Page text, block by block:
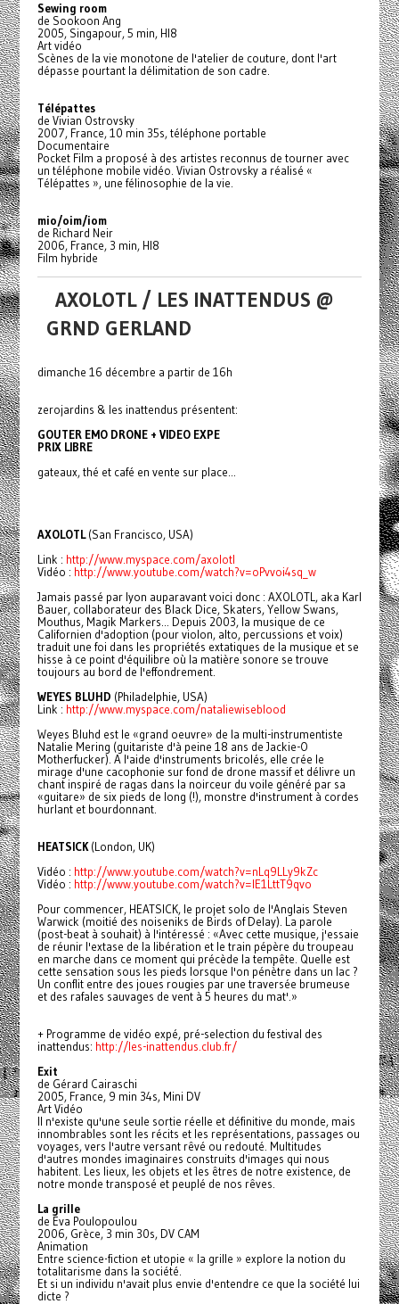
Sewing room
de Sookoon Ang
2005, Singapour, 5 min, HI8
Art vidéo
Scènes de la vie monotone de l'atelier de couture, dont l'art
dépasse pourtant la délimitation de son cadre.
Télépattes
de Vivian Ostrovsky
2007, France, 10 min 35s, téléphone portable
Documentaire
Pocket Film a proposé à des artistes reconnus de tourner avec
un téléphone mobile vidéo. Vivian Ostrovsky a réalisé «
Télépattes », une félinosophie de la vie.
mio/oim/iom
de Richard Neir
2006, France, 3 min, HI8
Film hybride
AXOLOTL / LES INATTENDUS @
GRND GERLAND
dimanche 16 décembre a partir de 16h
zerojardins & les inattendus présentent:
GOUTER EMO DRONE + VIDEO EXPE
PRIX LIBRE
gateaux, thé et café en vente sur place...
AXOLOTL(San Francisco, USA)
Link : http://www.myspace.com/axolotl
Vidéo : http://www.youtube.com/watch?v=oPvvoi4sq_w
Jamais passé par lyon auparavant voici donc : AXOLOTL, aka Karl
Bauer, collaborateur des Black Dice, Skaters, Yellow Swans,
Mouthus, Magik Markers... Depuis 2003, la musique de ce
Californien d'adoption (pour violon, alto, percussions et voix)
traduit une foi dans les propriétés extatiques de la musique et se
hisse à ce point d'équilibre où la matière sonore se trouve
toujours au bord de l'effondrement.
WEYES BLUHD (Philadelphie, USA)
Link : http://www.myspace.com/nataliewiseblood
Weyes Bluhd est le «grand oeuvre» de la multi-instrumentiste
Natalie Mering (guitariste d'à peine 18 ans de Jackie-O
Motherfucker). A l'aide d'instruments bricolés, elle crée le
mirage d'une cacophonie sur fond de drone massif et délivre un
chant inspiré de ragas dans la noirceur du voile généré par sa
«guitare» de six pieds de long (!), monstre d'instrument à cordes
hurlant et bourdonnant.
HEATSICK(London, UK)
Vidéo : http://www.youtube.com/watch?v=nLq9LLy9kZc
Vidéo : http://www.youtube.com/watch?v=lE1LttT9qvo
Pour commencer, HEATSICK, le projet solo de l'Anglais Steven
Warwick (moitié des noiseniks de Birds of Delay). La parole
(post-beat à souhait) à l'intéressé : «Avec cette musique, j'essaie
de réunir l'extase de la libération et le train pépère du troupeau
en marche dans ce moment qui précède la tempête. Quelle est
cette sensation sous les pieds lorsque l'on pénètre dans un lac ?
Un conflit entre des joues rougies par une traversée brumeuse
et des rafales sauvages de vent à 5 heures du mat'.»
+ Programme de vidéo expé, pré-selection du festival des
inattendus: http://les-inattendus.club.fr/
Exit
de Gérard Cairaschi
2005, France, 9 min 34s, Mini DV
Art Vidéo
Il n'existe qu'une seule sortie réelle et définitive du monde, mais
innombrables sont les récits et les représentations, passages ou
voyages, vers l'autre versant rêvé ou redouté. Multitudes
d'autres mondes imaginaires construits d'images qui nous
habitent. Les lieux, les objets et les êtres de notre existence, de
notre monde transposé et peuplé de nos rêves.
La grille
de Eva Poulopoulou
2006, Grèce, 3 min 30s, DV CAM
Animation
Entre science-fiction et utopie « la grille » explore la notion du
totalitarisme dans la société.
Et si un individu n'avait plus envie d'entendre ce que la société lui
dicte ?